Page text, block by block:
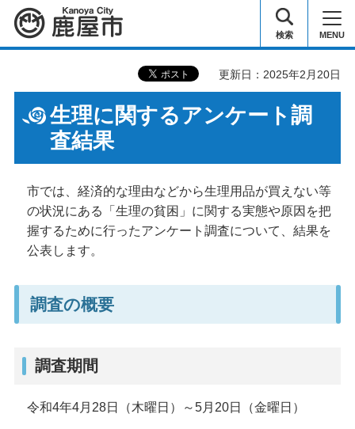
鹿屋市 検索 MENU
更新日：2025年2月20日
生理に関するアンケート調
査結果
市では、経済的な理由などから生理用品が買えない等
の状況にある「生理の貧困」に関する実態や原因を把
握するために行ったアンケート調査について、結果を
公表します。
調査の概要
調査期間
令和4年4月28日（木曜日）～5月20日（金曜日）